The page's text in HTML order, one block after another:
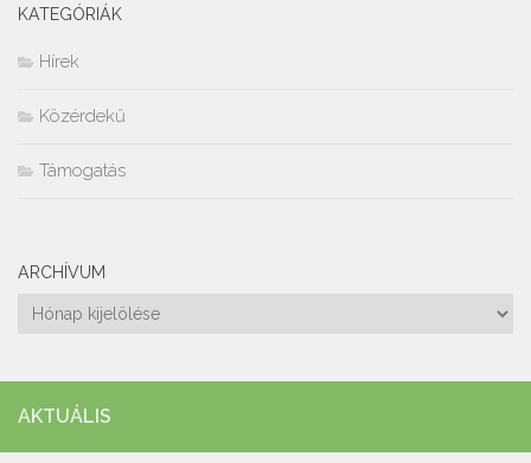
KATEGÓRIÁK
Hírek
Közérdekű
Támogatás
ARCHÍVUM
Archívum
AKTUÁLIS